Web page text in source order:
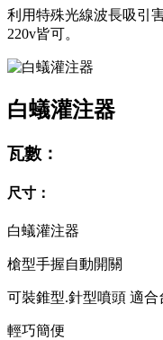
利用特殊光線波長吸引
220v皆可。
白蟻灌注器
瓦數：
尺寸：
白蟻灌注器
槍型手握自動開關
可裝錐型.針型噴頭 適
輕巧簡便